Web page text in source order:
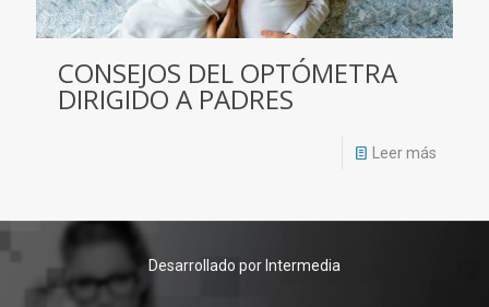
CONSEJOS DEL OPTÓMETRA
DIRIGIDO A PADRES
Leer más
Desarrollado por Intermedia